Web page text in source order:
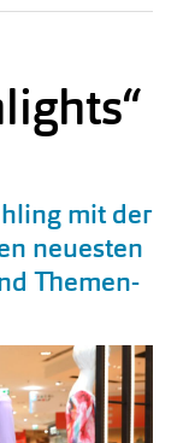
mit der
neuesten
Themen-